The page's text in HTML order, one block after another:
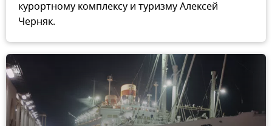
курортному комплексу и туризму Алексей
Черняк.